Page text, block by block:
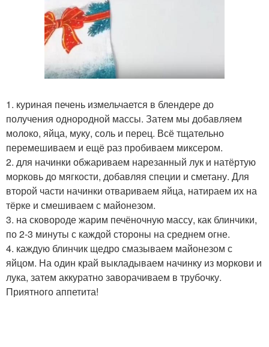
1. куриная печень измельчается в блендере до
получения однородной массы. Затем мы добавляем
молоко, яйца, муку, соль и перец. Всё тщательно
перемешиваем и ещё раз пробиваем миксером.
2. для начинки обжариваем нарезанный лук и натёртую
морковь до мягкости, добавляя специи и сметану. Для
второй части начинки отвариваем яйца, натираем их на
тёрке и смешиваем с майонезом.
3. на сковороде жарим печёночную массу, как блинчики,
по 2-3 минуты с каждой стороны на среднем огне.
4. каждую блинчик щедро смазываем майонезом с
яйцом. На один край выкладываем начинку из моркови и
лука, затем аккуратно заворачиваем в трубочку.
Приятного аппетита!